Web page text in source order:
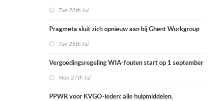
Tue 28th Jul
Pragmeta sluit zich opnieuw aan bij Ghent Workgroup
Tue 28th Jul
Vergoedingsregeling WIA-fouten start op 1 september
Mon 27th Jul
PPWR voor KVGO-leden: alle hulpmiddelen,